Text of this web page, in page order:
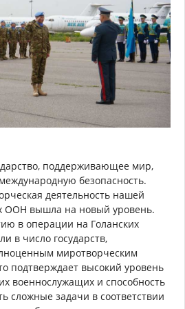
поддерживающее мир,
безопасность.
деятельность нашей
ООН вышла на новый уровень.
в операции на Голанских
в число государств,
миротворческим
подтверждает высокий уровень
военнослужащих и способность
сложные задачи в соответствии